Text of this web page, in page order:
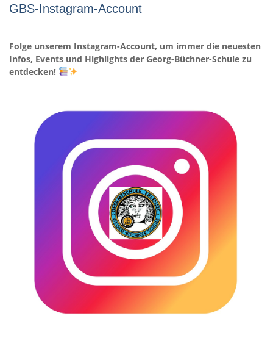
GBS-Instagram-Account
Folge unserem Instagram-Account, um immer die neuesten
Infos, Events und Highlights der Georg-Büchner-Schule zu
entdecken!